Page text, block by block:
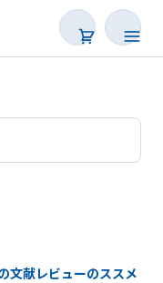
文献レビューのススメ